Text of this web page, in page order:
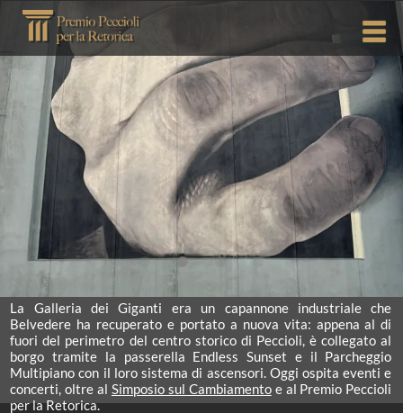
Galleria dei Gigantiera un capannone industriale che
Belvedere ha recuperato e portato a nuova vita: appena al di
fuori del perimetro del centro storico di Peccioli, è collegato al
borgo tramite la passerella Endless Sunset e il Parcheggio
Multipiano con il loro sistema di ascensori. Oggi ospita eventi e
concerti, oltre al
Simposio sul Cambiamento
L’ingresso si trova inViale Camillo Benso Conte di Cavour, 3B,
56037 Peccioli
Coordinate GPS43.54727 10.71921
PREMIO PECCIOLI PER LA RETORICA- Copyright 2024 Belvedere S.p.A.
& Centro di Terapia Strategica - Designed by Belvedere S.p.A. - P.I. e C.F.
01404590505
Termini e Condizioni
Privacy Policy
Cookie Policy